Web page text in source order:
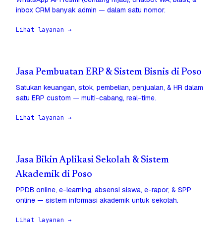
inbox CRM banyak admin — dalam satu nomor.
Lihat layanan →
Jasa Pembuatan ERP & Sistem Bisnis di Poso
Satukan keuangan, stok, pembelian, penjualan, & HR dalam
satu ERP custom — multi-cabang, real-time.
Lihat layanan →
Jasa Bikin Aplikasi Sekolah & Sistem
Akademik di Poso
PPDB online, e-learning, absensi siswa, e-rapor, & SPP
online — sistem informasi akademik untuk sekolah.
Lihat layanan →